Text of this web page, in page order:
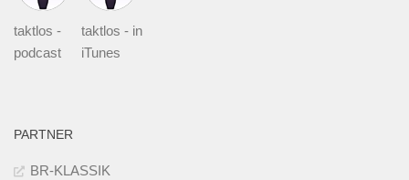
taktlos -
podcast
taktlos - in
iTunes
PARTNER
BR-KLASSIK